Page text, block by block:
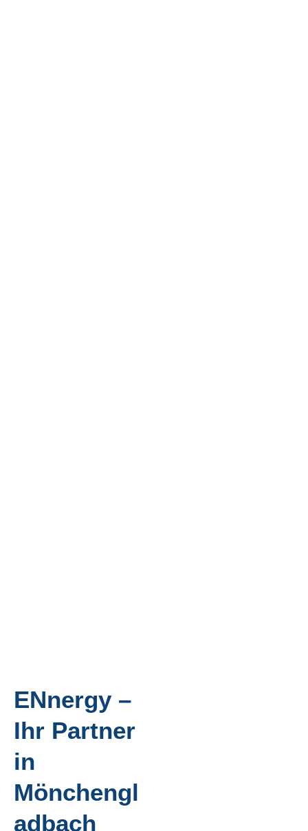
ENnergy –
Ihr Partner
in
Mönchengl
adbach